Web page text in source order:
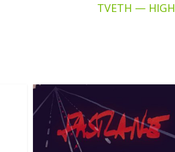
TVETH — HIGH